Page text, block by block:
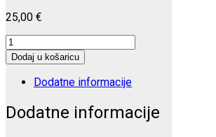
25,00 €
Corto
Maltese:
Kraljica
Babilona
Dodaj u košaricu
Dodatne informacije
Dodatne informacije